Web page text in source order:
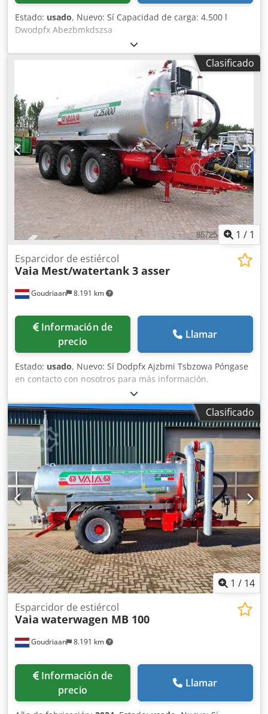
Estado: usado, Nuevo: Sí Capacidad de carga: 4.500 l
Dwodpfx Abezbmkdszsa
Clasificado
1 / 1
Goudriaan 8.191 km
Esparcidor de estiércol
Vaia Mest/watertank 3 asser
Información de
precio
Llamar
Estado: usado, Nuevo: Sí Dodpfx Ajzbmi Tsbzowa Póngase
en contacto con nosotros para más información.
Clasificado
1 / 14
Goudriaan 8.191 km
Esparcidor de estiércol
Vaia waterwagen MB 100
Información de
precio
Llamar